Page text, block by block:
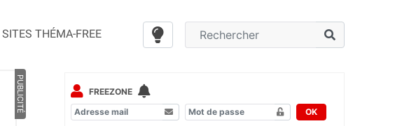
SITES THÉMA-FREE
PUBLICITÉ
FREEZONE
OK